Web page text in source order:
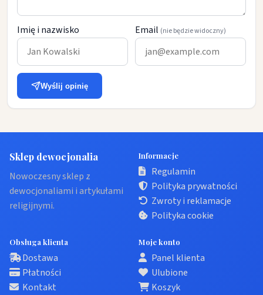
Imię i nazwisko Email (nie będzie widoczny)
Wyślij opinię
Sklep dewocjonalia
Nowoczesny sklep z
dewocjonaliami i artykułami
religijnymi.
Informacje
Regulamin
Polityka prywatności
Zwroty i reklamacje
Polityka cookie
Obsługa klienta
Dostawa
Płatności
Kontakt
Moje konto
Panel klienta
Ulubione
Koszyk